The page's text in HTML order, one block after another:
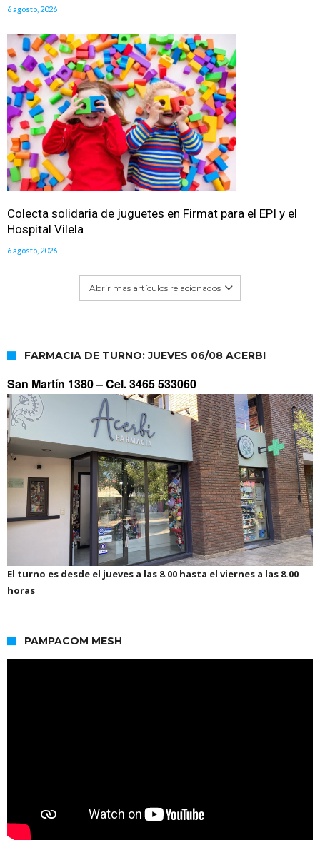
6 agosto, 2026
Colecta solidaria de juguetes en Firmat para el EPI y el
Hospital Vilela
6 agosto, 2026
Abrir mas artículos relacionados
FARMACIA DE TURNO: JUEVES 06/08 ACERBI
San Martín 1380 –Cel. 3465 533060
El turno es desde el jueves a las 8.00 hasta el viernes a las 8.00
horas
PAMPACOM MESH